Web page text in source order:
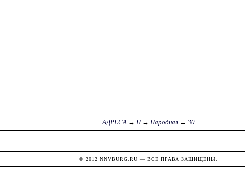
АДРЕСА →Н→Народная →30
© 2012NNVBURG.RU — ВСЕ ПРАВА ЗАЩИЩЕНЫ.